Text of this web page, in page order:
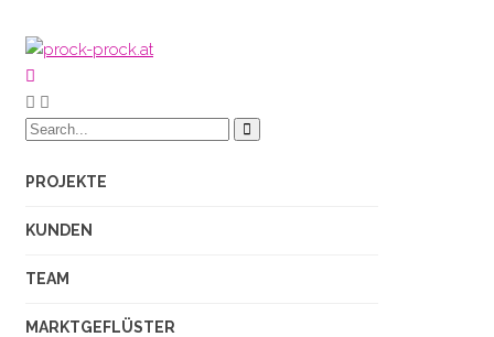
PROJEKTE
KUNDEN
TEAM
MARKTGEFLÜSTER